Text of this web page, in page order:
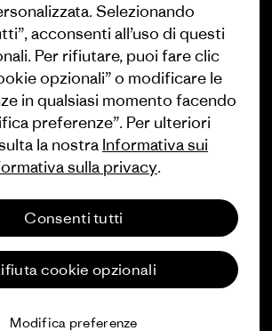
Patagonia Svizzera Mappa del
sito
All Rights Reserved.
Selezionando
acconsenti all’uso di questi
Per rifiutare, puoi fare clic
opzionali” o modificare le
in qualsiasi momento facendo
preferenze”. Per ulteriori
la nostra Informativa sui
sulla privacy.
Consenti tutti
cookie opzionali
Modifica preferenze